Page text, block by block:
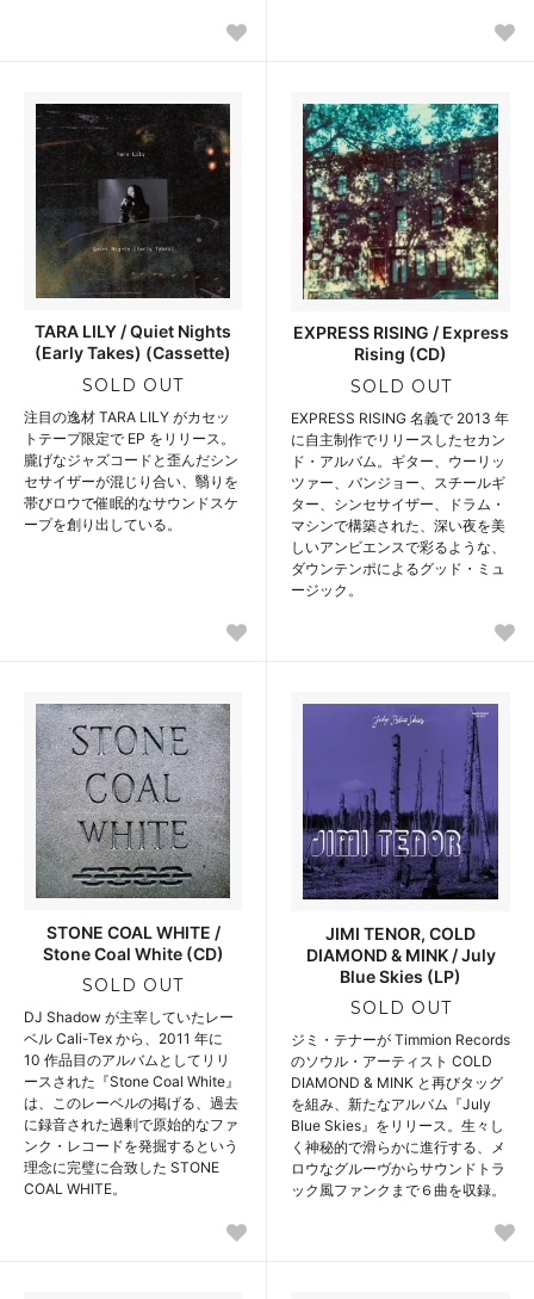
TARA LILY / Quiet Nights
(Early Takes) (Cassette)
SOLD OUT
注目の逸材 TARA LILY がカセッ
トテープ限定で EP をリリース。
朧げなジャズコードと歪んだシン
セサイザーが混じり合い、翳りを
帯びロウで催眠的なサウンドスケ
ープを創り出している。
EXPRESS RISING / Express
Rising (CD)
SOLD OUT
EXPRESS RISING 名義で 2013 年
に自主制作でリリースしたセカン
ド・アルバム。ギター、ウーリッ
ツァー、バンジョー、スチールギ
ター、シンセサイザー、ドラム・
マシンで構築された、深い夜を美
しいアンビエンスで彩るような、
ダウンテンポによるグッド・ミュ
ージック。
STONE COAL WHITE /
Stone Coal White (CD)
SOLD OUT
DJ Shadow が主宰していたレー
ベル Cali-Tex から、2011 年に
10 作品目のアルバムとしてリリ
ースされた『Stone Coal White』
は、このレーベルの掲げる、過去
に録音された過剰で原始的なファ
ンク・レコードを発掘するという
理念に完璧に合致した STONE
COAL WHITE。
JIMI TENOR, COLD
DIAMOND & MINK / July
Blue Skies (LP)
SOLD OUT
ジミ・テナーが Timmion Records
のソウル・アーティスト COLD
DIAMOND & MINK と再びタッグ
を組み、新たなアルバム『July
Blue Skies』をリリース。生々し
く神秘的で滑らかに進行する、メ
ロウなグルーヴからサウンドトラ
ック風ファンクまで６曲を収録。